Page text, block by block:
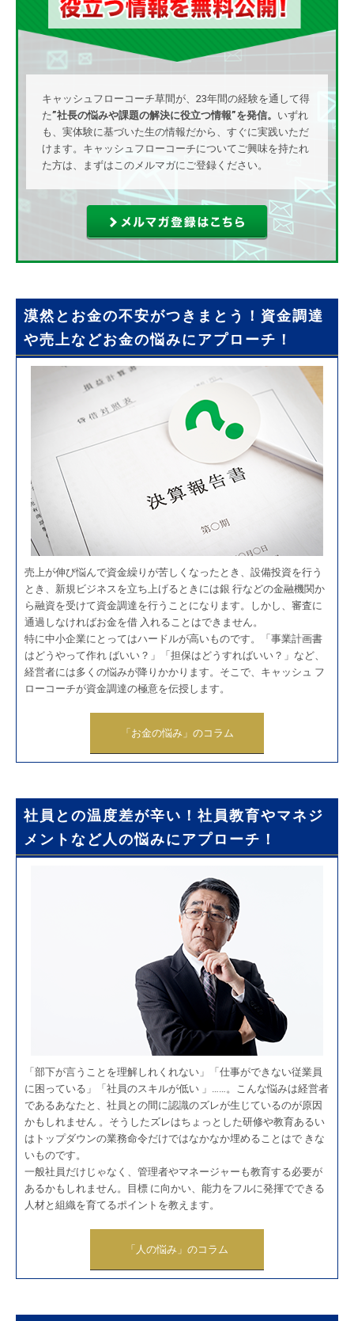
キャッシュフローコーチ草間が、23年間の経験を通して得
た”社長の悩みや課題の解決に役立つ情報”を発信。 いずれ
も、実体験に基づいた生の情報だから、すぐに実践いただ
けます。キャッシュフローコーチについてご興味を持たれ
た方は、まずはこのメルマガにご登録ください。
漠然とお金の不安がつきまとう！資金調達
や売上などお金の悩みにアプローチ！
売上が伸び悩んで資金繰りが苦しくなったとき、設備投資を行う
とき、新規ビジネスを立ち上げるときには銀 行などの金融機関か
ら融資を受けて資金調達を行うことになります。しかし、審査に
通過しなければお金を借 入れることはできません。
特に中小企業にとってはハードルが高いものです。「事業計画書
はどうやって作れ ばいい？」「担保はどうすればいい？」など、
経営者には多くの悩みが降りかかります。そこで、キャッシュ フ
ローコーチが資金調達の極意を伝授します。
「お金の悩み」のコラム
社員との温度差が辛い！社員教育やマネジ
メントなど人の悩みにアプローチ！
「部下が言うことを理解しれくれない」「仕事ができない従業員
に困っている」「社員のスキルが低い 」……。こんな悩みは経営者
であるあなたと、社員との間に認識のズレが生じているのが原因
かもしれません 。そうしたズレはちょっとした研修や教育あるい
はトップダウンの業務命令だけではなかなか埋めることはで きな
いものです。
一般社員だけじゃなく、管理者やマネージャーも教育する必要が
あるかもしれません。目標 に向かい、能力をフルに発揮でできる
人材と組織を育てるポイントを教えます。
「人の悩み」のコラム